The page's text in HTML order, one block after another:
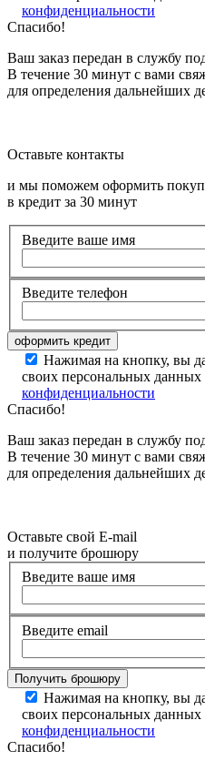
конфиденциальности
Спасибо!
Ваш заказ передан в службу
В течение 30 минут с вами
для определения дальнейших
Оставьте контакты
и мы поможем оформить
в кредит за 30 минут
Введите ваше имя
Введите телефон
Нажимая на кнопку, вы
своих персональных данных
конфиденциальности
Спасибо!
Ваш заказ передан в службу
В течение 30 минут с вами
для определения дальнейших
Оставьте свой E-mail
и получите брошюру
Введите ваше имя
Введите email
Нажимая на кнопку, вы
своих персональных данных
конфиденциальности
Спасибо!